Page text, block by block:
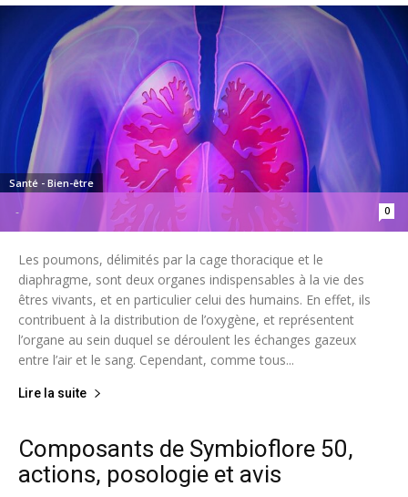
- 0
Santé - Bien-être
Les poumons, délimités par la cage thoracique et le
diaphragme, sont deux organes indispensables à la vie des
êtres vivants, et en particulier celui des humains. En effet, ils
contribuent à la distribution de l’oxygène, et représentent
l’organe au sein duquel se déroulent les échanges gazeux
entre l’air et le sang. Cependant, comme tous...
Lire la suite
Composants de Symbioflore 50,
actions, posologie et avis